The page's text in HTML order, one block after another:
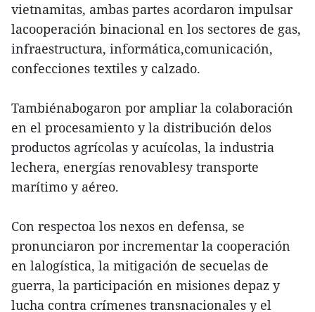
vietnamitas, ambas partes acordaron impulsar
lacooperación binacional en los sectores de gas,
infraestructura, informática,comunicación,
confecciones textiles y calzado.
Tambiénabogaron por ampliar la colaboración
en el procesamiento y la distribución delos
productos agrícolas y acuícolas, la industria
lechera, energías renovablesy transporte
marítimo y aéreo.
Con respectoa los nexos en defensa, se
pronunciaron por incrementar la cooperación
en lalogística, la mitigación de secuelas de
guerra, la participación en misiones depaz y
lucha contra crímenes transnacionales y el